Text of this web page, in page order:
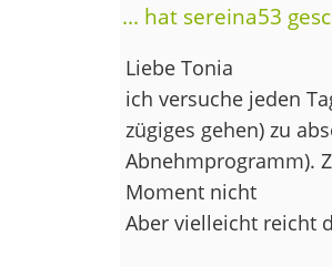
... hat sereina53
Liebe Tonia
ich versuche jeden
zügiges gehen) zu
Abnehmprogramm).
Moment nicht
Aber vielleicht reicht